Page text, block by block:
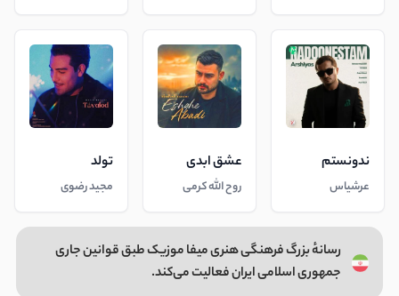
ندونستم
عرشیاس
عشق ابدی
روح الله کرمی
تولد
مجید رضوی
رسانهٔ بزرگ فرهنگی هنری میفا موزیک طبق قوانین جاری
جمهوری اسلامی ایران فعالیت می‌کند.